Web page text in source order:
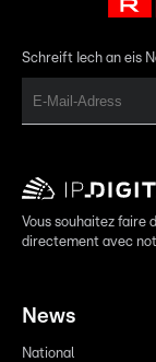
Schreift Iech an eis
Vous souhaitez faire
directement avec
News
National